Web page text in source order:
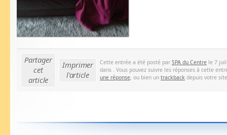
Partager
cet
article
Imprimer
l'article
Cette entrée a été posté par SPA du Centre le 7
dans . Vous pouvez suivre les réponses à cette
une réponse, ou bien un trackback depuis votre